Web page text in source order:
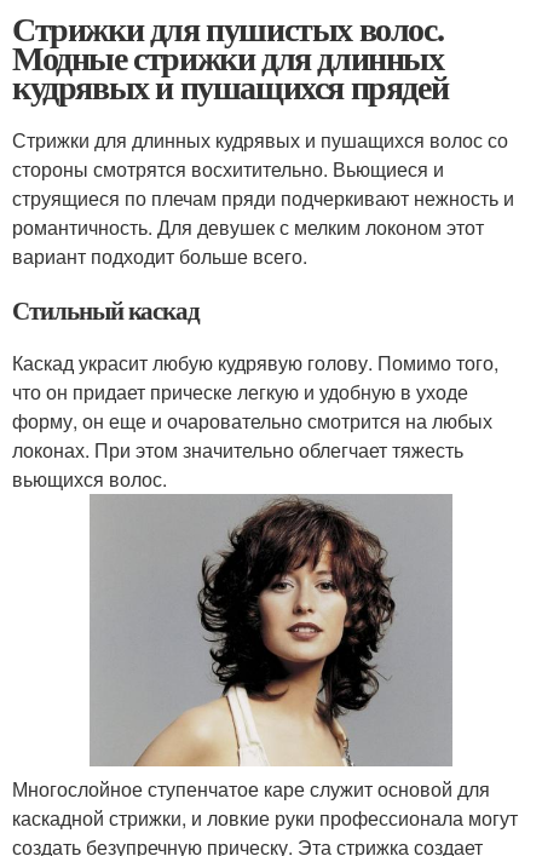
Стрижки для пушистых волос.
Модные стрижки для длинных
кудрявых и пушащихся прядей
Стрижки для длинных кудрявых и пушащихся волос со
стороны смотрятся восхитительно. Вьющиеся и
струящиеся по плечам пряди подчеркивают нежность и
романтичность. Для девушек с мелким локоном этот
вариант подходит больше всего.
Стильный каскад
Каскад украсит любую кудрявую голову. Помимо того,
что он придает прическе легкую и удобную в уходе
форму, он еще и очаровательно смотрится на любых
локонах. При этом значительно облегчает тяжесть
вьющихся волос.
Многослойное ступенчатое каре служит основой для
каскадной стрижки, и ловкие руки профессионала могут
создать безупречную прическу. Эта стрижка создает